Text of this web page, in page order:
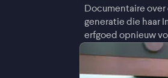
Documentaire over
generatie die haar
erfgoed opnieuw